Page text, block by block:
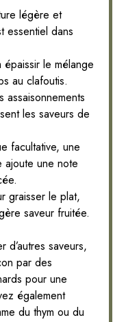
légère et
essentiel dans
épaissir le mélange
au clafoutis.
assaisonnements
les saveurs de
facultative, une
ajoute une note
graisser le plat,
saveur fruitée.
d’autres saveurs,
par des
pour une
également
du thym ou du